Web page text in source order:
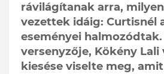
rávilágítanak arra,
vezettek idáig: Curtisnél
eseményei halmozódtak.
versenyzője, Kökény Lali
kiesése viselte meg,